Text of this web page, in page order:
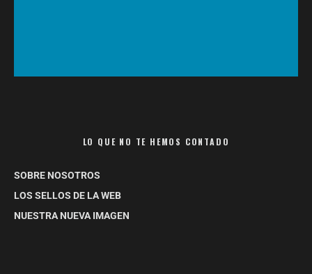
LO QUE NO TE HEMOS CONTADO
SOBRE NOSOTROS
LOS SELLOS DE LA WEB
NUESTRA NUEVA IMAGEN